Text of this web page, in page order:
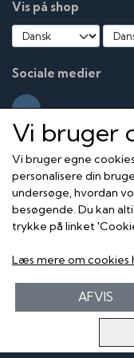
Anders W.
Maibritt Saerens
Waage Sandø
Stina Ekblad som
Pernille Højmark
Dick Kaysø som
Paw Henriksen
Claus Bue som
Bodil Lassen som
Clara Maria
Vis på shop
Sociale medier
Vi bruger
Vi bruger egne
personalisere din
undersøge, hvordan
besøgende. Du kan
trykke på linket
Læs mere om cookies
AFVIS